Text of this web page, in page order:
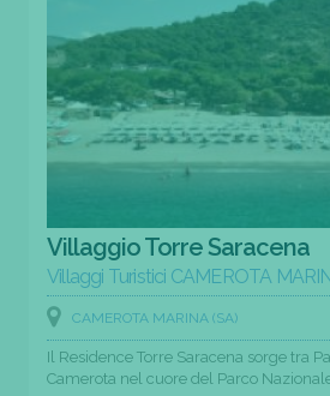
Villaggio Torre Saracena
Villaggi Turistici CAMEROTA
CAMEROTA MARINA (SA)
Il Residence Torre Saracena sorge tra
Camerota nel cuore del Parco